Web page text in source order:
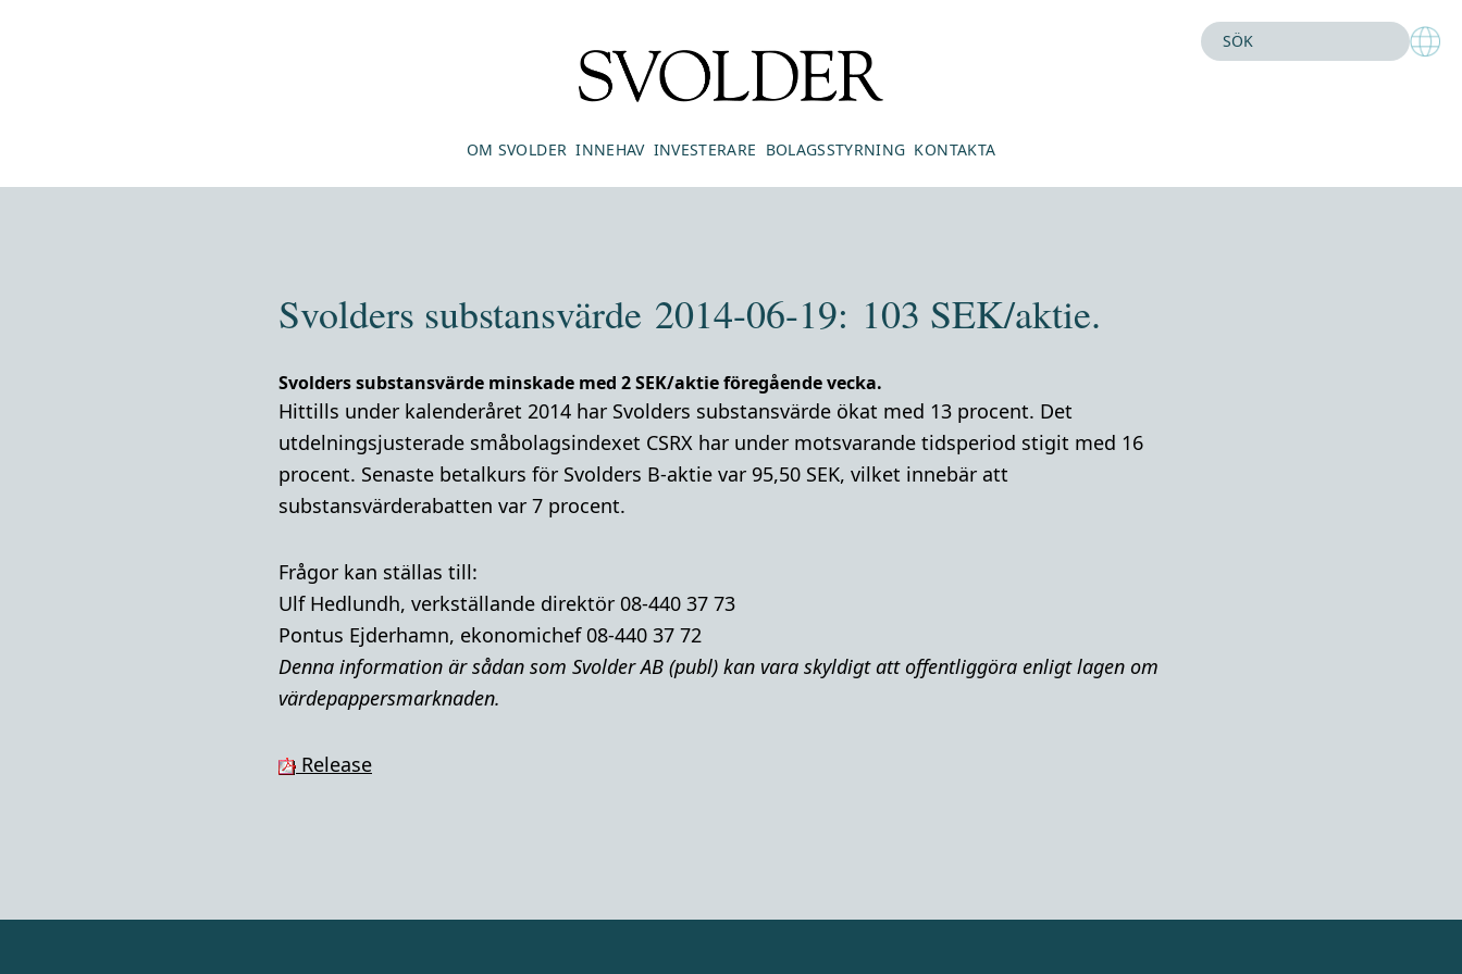
OM SVOLDER INNEHAV INVESTERARE BOLAGSSTYRNING KONTAKTA
Svolders substansvärde 2014-06-19: 103 SEK/aktie.
Svolders substansvärde minskade med 2 SEK/aktie föregående vecka.
Hittills under kalenderåret 2014 har Svolders substansvärde ökat med 13 procent. Det
utdelningsjusterade småbolagsindexet CSRX har under motsvarande tidsperiod stigit med 16
procent. Senaste betalkurs för Svolders B-aktie var 95,50 SEK, vilket innebär att
substansvärderabatten var 7 procent.
Frågor kan ställas till:
Ulf Hedlundh, verkställande direktör 08-440 37 73
Pontus Ejderhamn, ekonomichef 08-440 37 72
Denna information är sådan som Svolder AB (publ) kan vara skyldigt att offentliggöra enligt lagen om
värdepappersmarknaden.
Release